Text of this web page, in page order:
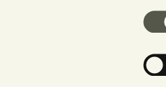
på Google Maps